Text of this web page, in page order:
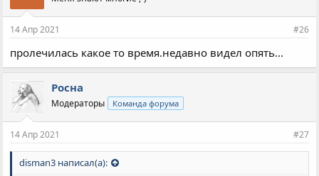
14 Апр 2021 #26
пролечилась какое то время.недавно видел опять...
Росна
Модераторы Команда форума
14 Апр 2021 #27
disman3 написал(а):